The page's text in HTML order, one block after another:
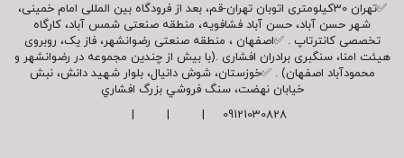
✅تهران 30کیلومتری اتوبان تهران-قم، بعد از فرودگاه بین المللی امام خمینی،
شهر حسن آباد، حسن آباد فشافویه، منطقه صنعتی شمس آباد، کارگاه
تخصصی کانترتاپ . ✅اصفهان ، منطقه صنعتی رضوانشهر، فاز یک، روبروی
هیئت امنا، سنگبری برادران افشاری .(با بیش از چندین مجموعه در رضوانشهر و
محمودآباد اصفهان) . ✅خوزستان، شوش دانیال، بلوار شهيد دانش، نبش
خیابان نهضت، سنگ فروشي بزرگ افشاري
09121030828 | | |